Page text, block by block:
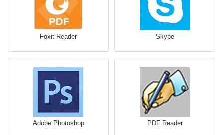
Foxit Reader Skype
Adobe Photoshop PDF Reader